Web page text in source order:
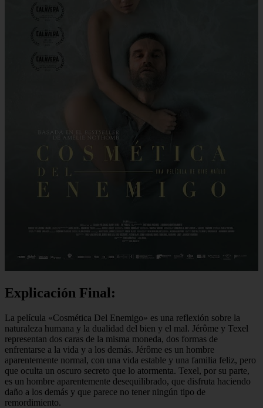
Explicación Final:
La película «Cosmética Del Enemigo» es una reflexión sobre la
naturaleza humana y la dualidad del bien y el mal. Jérôme y Texel
representan dos caras de la misma moneda, dos formas de
enfrentarse a la vida y a los demás. Jérôme es un hombre
aparentemente normal, con una vida estable y una familia feliz, pero
que oculta un oscuro secreto que lo atormenta. Texel, por su parte,
es un hombre aparentemente desequilibrado, que disfruta haciendo
daño a los demás y que parece no tener ningún tipo de
remordimiento.